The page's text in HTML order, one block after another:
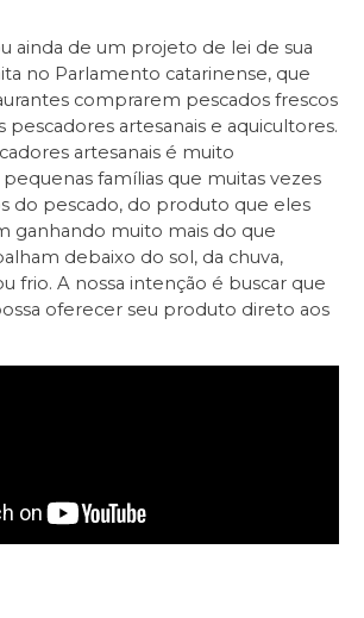
ainda de um projeto de lei de sua
no Parlamento catarinense, que
comprarem pescados frescos
artesanais e aquicultores.
artesanais é muito
famílias que muitas vezes
do pescado, do produto que eles
ganhando muito mais do que
debaixo do sol, da chuva,
frio. A nossa intenção é buscar que
oferecer seu produto direto aos